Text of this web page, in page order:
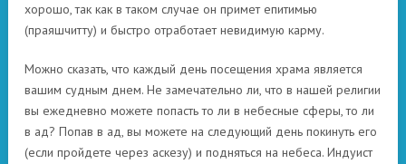
хорошо, так как в таком случае он примет епитимью
(праяшчитту) и быстро отработает невидимую карму.
Можно сказать, что каждый день посещения храма является
вашим судным днем. Не замечательно ли, что в нашей религии
вы ежедневно можете попасть то ли в небесные сферы, то ли
в ад? Попав в ад, вы можете на следующий день покинуть его
(если пройдете через аскезу) и подняться на небеса. Индуист